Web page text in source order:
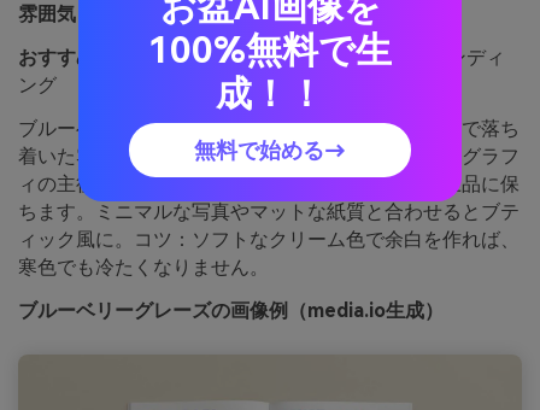
雰囲気：
クール、洗練、モダン
おすすめ用途：
雑誌レイアウトやプレミアムブランディ
ング
ブルーベリーシロップとスレート調の陶器が、大人で落ち
着いた雰囲気を作ります。深いインディゴはタイポグラフ
ィの主役に、霞んだブルーはグリッドを軽やかで上品に保
ちます。ミニマルな写真やマットな紙質と合わせるとブテ
ィック風に。コツ：ソフトなクリーム色で余白を作れば、
寒色でも冷たくなりません。
ブルーベリーグレーズの画像例（media.io生成）
100%無料で生
成！！
無料で始める→